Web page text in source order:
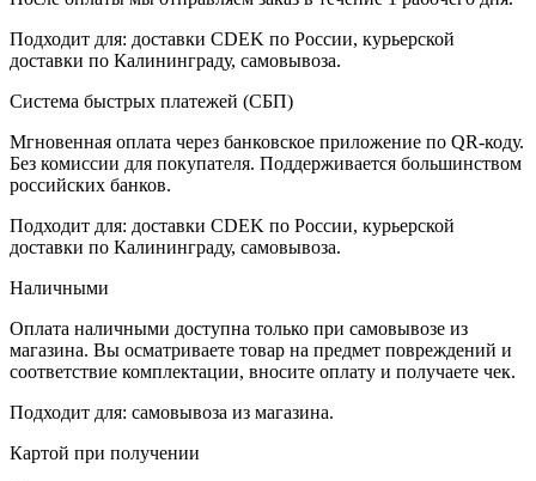
Подходит для: доставки CDEK по России, курьерской
доставки по Калининграду, самовывоза.
Система быстрых платежей (СБП)
Мгновенная оплата через банковское приложение по QR-коду.
Без комиссии для покупателя. Поддерживается большинством
российских банков.
Подходит для: доставки CDEK по России, курьерской
доставки по Калининграду, самовывоза.
Наличными
Оплата наличными доступна только при самовывозе из
магазина. Вы осматриваете товар на предмет повреждений и
соответствие комплектации, вносите оплату и получаете чек.
Подходит для: самовывоза из магазина.
Картой при получении